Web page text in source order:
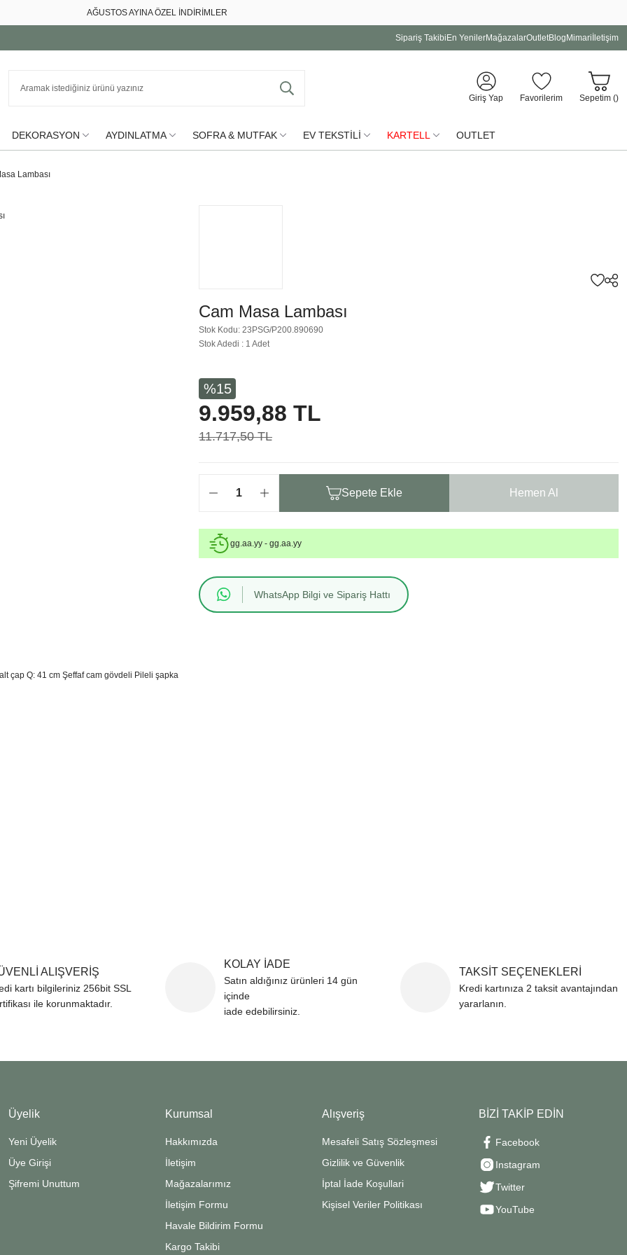
AĞUSTOS AYINA ÖZEL İNDİRİMLER
Sipariş Takibi En YenilerMağazalarOutletBlog Mimari İletişim
Giriş Yap Favorilerim Sepetim ()
DEKORASYON AYDINLATMA SOFRA & MUTFAK EV TEKSTİLİ KARTELL OUTLET
Lambası
Cam Masa Lambası
Stok Kodu: 23PSG/P200.890690
Stok Adedi : 1 Adet
%15
9.959,88 TL
11.717,50 TL
Sepete Ekle Hemen Al
gg.aa.yy - gg.aa.yy
WhatsApp Bilgi ve Sipariş Hattı
çap Q: 41 cm Şeffaf cam gövdeli Pileli şapka
ALIŞVERİŞ
kartı bilgileriniz 256bit SSL
ile korunmaktadır.
KOLAY İADE
Satın aldığınız ürünleri 14 gün
içinde
iade edebilirsiniz.
TAKSİT SEÇENEKLERİ
Kredi kartınıza 2 taksit avantajından
yararlanın.
Üyelik
Yeni Üyelik
Üye Girişi
Şifremi Unuttum
Kurumsal
Hakkımızda
İletişim
Mağazalarımız
İletişim Formu
Havale Bildirim Formu
Kargo Takibi
Alışveriş
Mesafeli Satış Sözleşmesi
Gizlilik ve Güvenlik
İptal İade Koşullari
Kişisel Veriler Politikası
BİZİ TAKİP EDİN
Facebook
Instagram
Twitter
YouTube